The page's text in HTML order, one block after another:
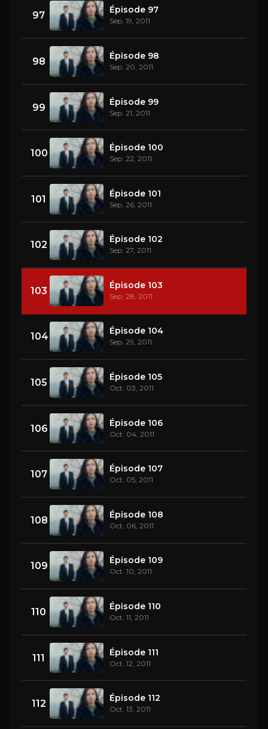
97 Épisode 97
Sep. 19, 2011
98 Épisode 98
Sep. 20, 2011
99 Épisode 99
Sep. 21, 2011
100 Épisode 100
Sep. 22, 2011
101 Épisode 101
Sep. 26, 2011
102 Épisode 102
Sep. 27, 2011
103 Épisode 103
Sep. 28, 2011
104 Épisode 104
Sep. 29, 2011
105 Épisode 105
Oct. 03, 2011
106 Épisode 106
Oct. 04, 2011
107 Épisode 107
Oct. 05, 2011
108 Épisode 108
Oct. 06, 2011
109 Épisode 109
Oct. 10, 2011
110 Épisode 110
Oct. 11, 2011
111 Épisode 111
Oct. 12, 2011
112 Épisode 112
Oct. 13, 2011